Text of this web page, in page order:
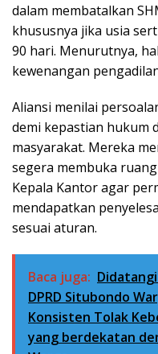
dalam membatalkan
khususnya jika usia
90 hari. Menurutnya,
kewenangan
Aliansi menilai
demi kepastian hukum
masyarakat. Mereka
segera membuka
Kepala Kantor agar
mendapatkan
sesuai aturan.
Baca juga:
DPRD Situbondo
Konsisten Tolak
yang berdekatan